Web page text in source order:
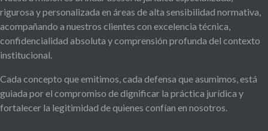
rigurosa y personalizada en áreas de alta sensibilidad normativa,
acompañando a nuestros clientes con excelencia técnica,
confidencialidad absoluta y comprensión profunda del contexto
institucional.
Cada concepto que emitimos, cada defensa que asumimos, está
guiada por el compromiso de dignificar la práctica jurídica y
fortalecer la legitimidad de quienes confían en nosotros.